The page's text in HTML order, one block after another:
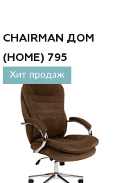
CHAIRMAN ДОМ
(HOME) 795
Хит продаж